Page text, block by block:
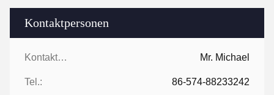
Kontaktpersonen
Kontaktpersonen: Mr. Michael
Tel.: 86-574-88233242